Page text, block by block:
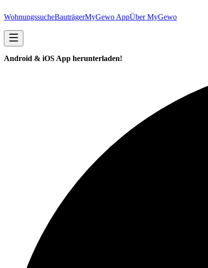
WohnungssucheBauträgerMyGewo AppÜber MyGewo
Android & iOS App herunterladen!